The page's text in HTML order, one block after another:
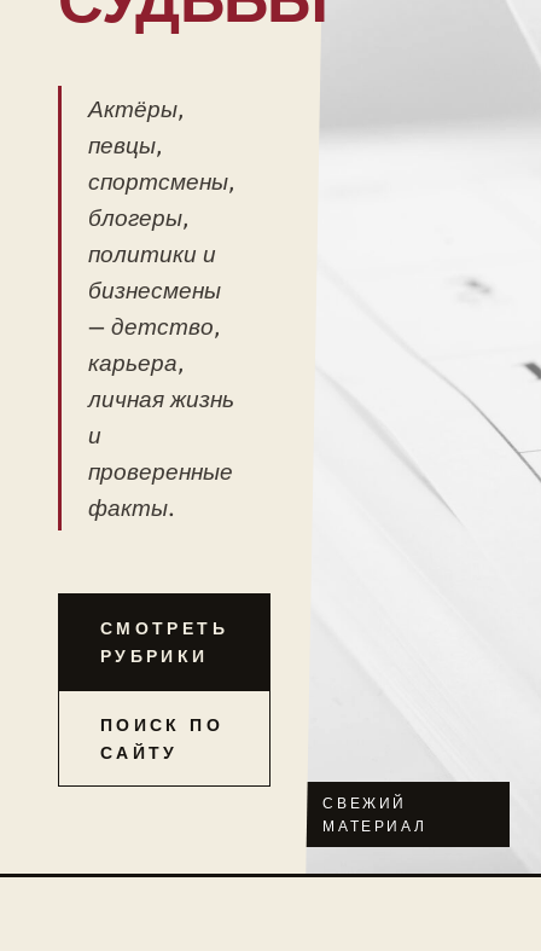
Актёры,
певцы,
спортсмены,
блогеры,
политики и
бизнесмены
— детство,
карьера,
личная жизнь
и
проверенные
факты.
СМОТРЕТЬ
РУБРИКИ
ПОИСК ПО
САЙТУ
СВЕЖИЙ
МАТЕРИАЛ